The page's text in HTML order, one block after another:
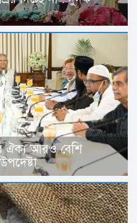
ঐক্য আরও বেশি